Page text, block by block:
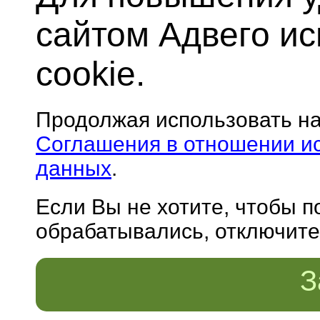
сайтом Адвего
cookie.
Продолжая использовать
Соглашения в отношении
данных.
Если Вы не хотите, чтобы
обрабатывались,